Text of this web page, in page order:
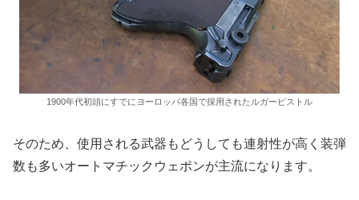
1900年代初頭にすでにヨーロッパ各国で採用されたルガーピストル
そのため、使用される武器もどうしても連射性が高く装弾
数も多いオートマチックウェポンが主流になります。